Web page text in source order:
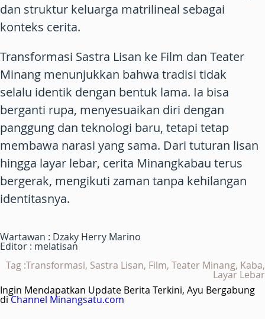
dan struktur keluarga matrilineal sebagai
konteks cerita.
Transformasi Sastra Lisan ke Film dan Teater
Minang menunjukkan bahwa tradisi tidak
selalu identik dengan bentuk lama. Ia bisa
berganti rupa, menyesuaikan diri dengan
panggung dan teknologi baru, tetapi tetap
membawa narasi yang sama. Dari tuturan lisan
hingga layar lebar, cerita Minangkabau terus
bergerak, mengikuti zaman tanpa kehilangan
identitasnya.
Wartawan : Dzaky Herry Marino
Editor : melatisan
Tag :Transformasi, Sastra Lisan, Film, Teater Minang, Kaba,
Layar Lebar
Ingin Mendapatkan Update Berita Terkini, Ayu Bergabung
diChannel Minangsatu.com